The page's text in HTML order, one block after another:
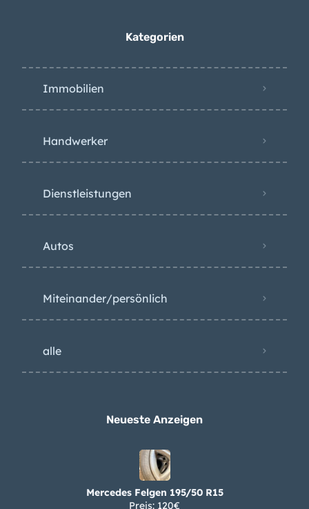
Kategorien
Immobilien
Handwerker
Dienstleistungen
Autos
Miteinander/persönlich
alle
Neueste Anzeigen
Mercedes Felgen 195/50 R15
Preis: 120€